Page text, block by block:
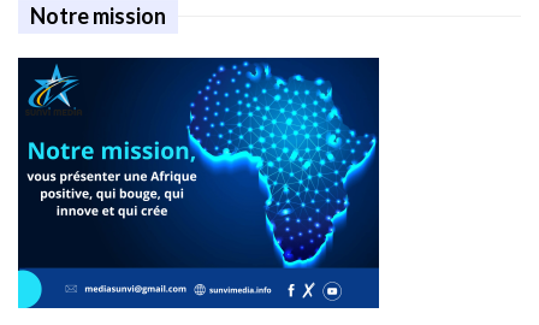
Notre mission